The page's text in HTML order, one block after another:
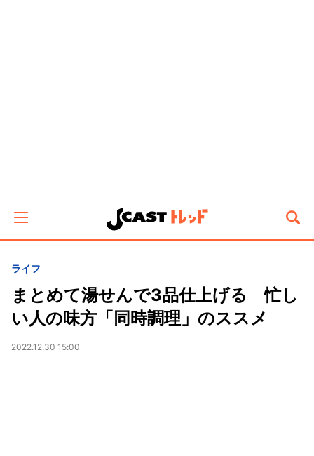
ライフ
まとめて湯せんで3品仕上げる 忙し
い人の味方「同時調理」のススメ
2022.12.30 15:00